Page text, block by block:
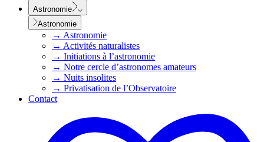
Astronomie
Astronomie
→ Astronomie
→ Activités naturalistes
→ Initiations à l’astronomie
→ Notre cercle d’astronomes amateurs
→ Nuits insolites
→ Privatisation de l’Observatoire
Contact